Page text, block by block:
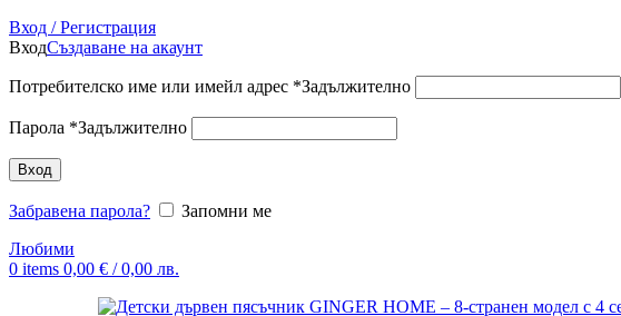
Вход / Регистрация
ВходСъздаване на акаунт
Потребителско име или имейл адрес *Задължително
Парола *Задължително
Вход
Забравена парола?
Запомни ме
Любими
0 items 0,00 € / 0,00 лв.